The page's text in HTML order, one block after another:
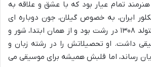
هنرمند تمام عیار بود که با عشق و علاقه به
ایران، به خصوص گیلان، جون دوباره ای
بخشید. محمد نوری متولد ۱۳۰۸ در رشت بود و از همان ابتدا، شور و
داشت. او تحصیلاتش را در رشته زبان و
رساند، اما قلبش همیشه برای موسیقی می